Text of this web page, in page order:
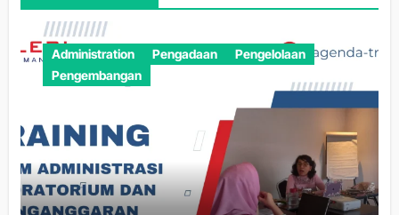
Administration Pengadaan
Pengelolaan
Pengembangan